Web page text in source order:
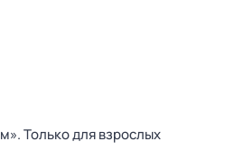
Только для взрослых